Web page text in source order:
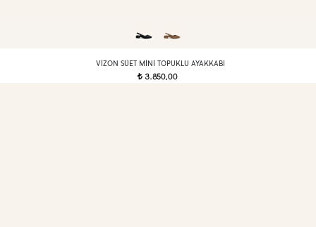
VIZON SÜET MINI TOPUKLU AYAKKABI
t3.850,00